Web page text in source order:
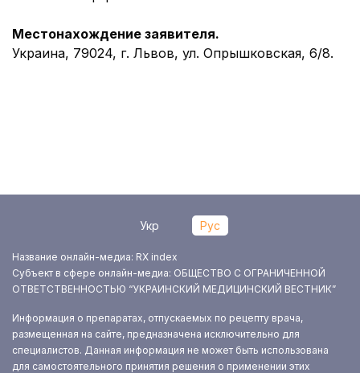
Местонахождение заявителя.
Украина, 79024, г. Львов, ул. Опрышковская, 6/8.
Укр Рус
Название онлайн-медиа: RX index
Субъект в сфере онлайн-медиа: ОБЩЕСТВО С ОГРАНИЧЕННОЙ
ОТВЕТСТВЕННОСТЬЮ “УКРАИНСКИЙ МЕДИЦИНСКИЙ ВЕСТНИК”
Информация о препаратах, отпускаемых по рецепту врача,
размещенная на сайте, предназначена исключительно для
специалистов. Данная информация не может быть использована
для самостоятельного принятия решения о применении этих